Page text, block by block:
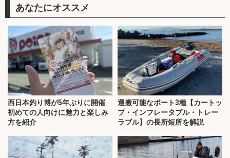
あなたにオススメ
西日本釣り博が5年ぶりに開催
初めての人向けに魅力と楽しみ
方を紹介
運搬可能なボート3種【カートッ
プ・インフレータブル・トレー
ラブル】の長所短所を解説